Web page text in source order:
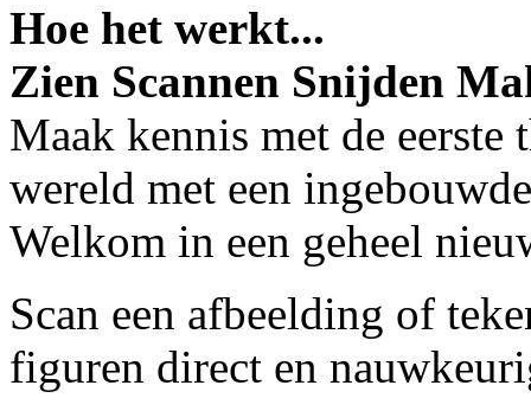
Hoe het werkt...
Zien Scannen Snijden
Maak kennis met de
wereld met een
Welkom in een geheel
Scan een afbeelding of
figuren direct en